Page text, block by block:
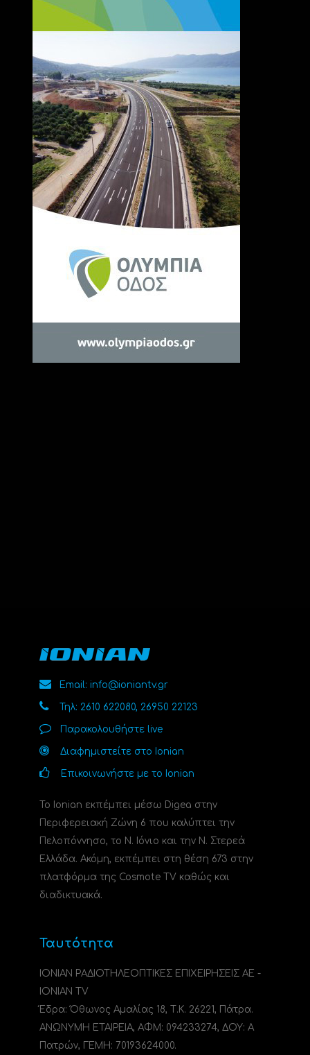
Email: info@ioniantv.gr
Τηλ: 2610 622080, 26950 22123
Παρακολουθήστε live
Διαφημιστείτε στο Ionian
Επικοινωνήστε με το Ionian
Το Ionian εκπέμπει μέσω Digea στην
Περιφερειακή Ζώνη 6 που καλύπτει την
Πελοπόννησο, το N. Ιόνιο και την Ν. Στερεά
Ελλάδα. Ακόμη, εκπέμπει στη θέση 673 στην
πλατφόρμα της Cosmote TV καθώς και
διαδικτυακά.
Ταυτότητα
ΙΟΝΙΑΝ ΡΑΔΙΟΤΗΛΕΟΠΤΙΚΕΣ ΕΠΙΧΕΙΡΗΣΕΙΣ ΑΕ -
IONIAN TV
Έδρα: Όθωνος Αμαλίας 18, Τ.Κ. 26221, Πάτρα.
ΑΝΩΝΥΜΗ ΕΤΑΙΡΕΙΑ, ΑΦΜ: 094233274, ΔΟΥ: A
Πατρών, ΓΕΜΗ: 70193624000.